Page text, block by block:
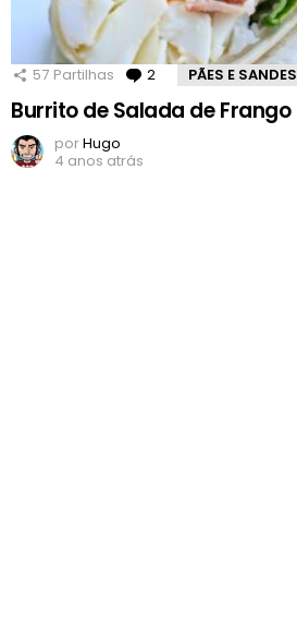
57 Partilhas 2 Comentários
PÃES E SANDES
Burrito de Salada de Frango
porHugo
4 anos atrás